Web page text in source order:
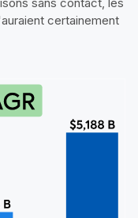
certainement